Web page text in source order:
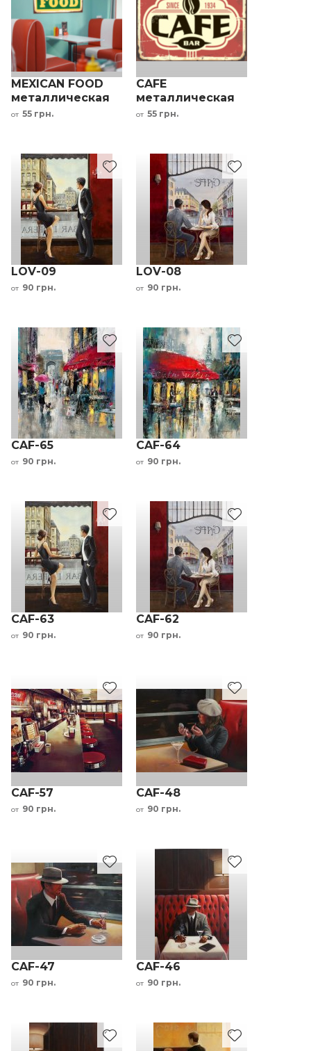
MEXICAN FOOD
металлическая
табличка в
от 55 грн.
CAFE
металлическая
табличка для
от 55 грн.
LOV-09
от 90 грн.
LOV-08
от 90 грн.
CAF-65
от 90 грн.
CAF-64
от 90 грн.
CAF-63
от 90 грн.
CAF-62
от 90 грн.
CAF-57
от 90 грн.
CAF-48
от 90 грн.
CAF-47
от 90 грн.
CAF-46
от 90 грн.